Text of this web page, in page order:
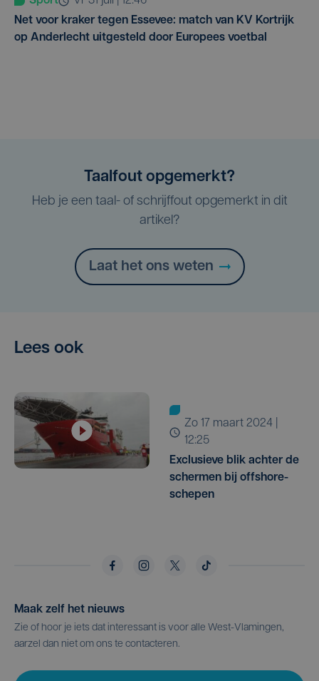
Net voor kraker tegen Essevee: match van KV Kortrijk
op Anderlecht uitgesteld door Europees voetbal
Taalfout opgemerkt?
Heb je een taal- of schrijffout opgemerkt in dit
artikel?
Laat het ons weten
Lees ook
zo 17 maart 2024 |
12:25
Exclusieve blik achter de
schermen bij offshore-
schepen
Maak zelf het nieuws
Zie of hoor je iets dat interessant is voor alle West-Vlamingen,
aarzel dan niet om ons te contacteren.